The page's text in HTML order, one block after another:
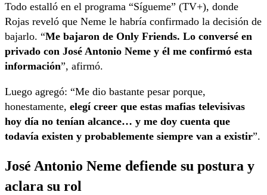
Todo estalló en el programa “Sígueme” (TV+), donde
Rojas reveló que Neme le habría confirmado la decisión de
bajarlo. “Me bajaron de Only Friends. Lo conversé en
privado con José Antonio Neme y él me confirmó esta
información”, afirmó.
Luego agregó: “Me dio bastante pesar porque,
honestamente, elegí creer que estas mafias televisivas
hoy día no tenían alcance… y me doy cuenta que
todavía existen y probablemente siempre van a existir”.
José Antonio Neme defiende su postura y
aclara su rol